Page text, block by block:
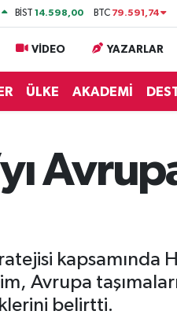
BİST14.598,00 BTC 79.591,74
VİDEO YAZARLAR
ÜLKE AKADEMİ
kapsamında
Avrupa
belirtti.